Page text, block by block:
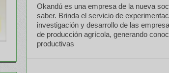
Okandú es una empresa de la nueva
saber. Brinda el servicio de
investigación y desarrollo de las
de producción agrícola, generando
productivas